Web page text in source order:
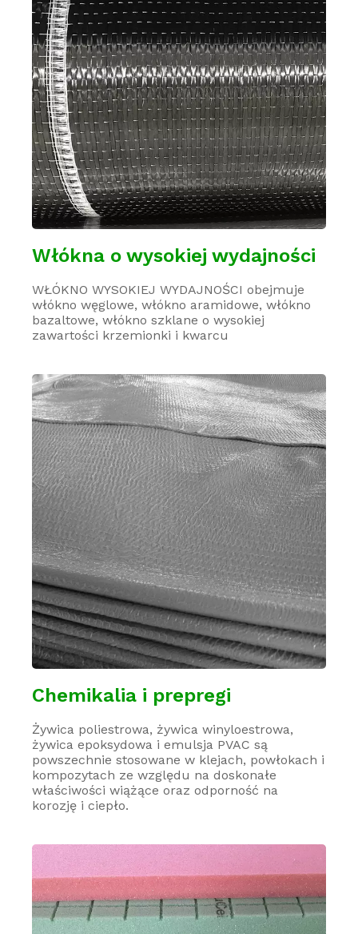
Włókna o wysokiej wydajności
WŁÓKNO WYSOKIEJ WYDAJNOŚCI obejmuje
włókno węglowe, włókno aramidowe, włókno
bazaltowe, włókno szklane o wysokiej
zawartości krzemionki i kwarcu
Chemikalia i prepregi
Żywica poliestrowa, żywica winyloestrowa,
żywica epoksydowa i emulsja PVAC są
powszechnie stosowane w klejach, powłokach i
kompozytach ze względu na doskonałe
właściwości wiążące oraz odporność na
korozję i ciepło.